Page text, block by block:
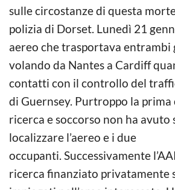
sulle circostanze di questa
polizia di Dorset. Lunedì 21
aereo che trasportava entrambi
volando da Nantes a Cardiff
contatti con il controllo del
di Guernsey. Purtroppo la prima
ricerca e soccorso non ha avuto
localizzare l’aereo e i due
occupanti. Successivamente
ricerca finanziato privatamente